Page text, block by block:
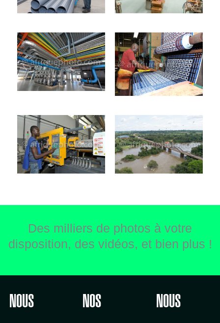
Des milliers de photos à votre
disposition, des vidéos, et bien plus !
NOUS
NOS
NOUS